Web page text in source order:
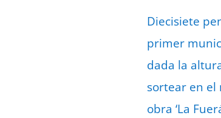
Diecisiete
primer
dada la
sortear en el
obra ‘La